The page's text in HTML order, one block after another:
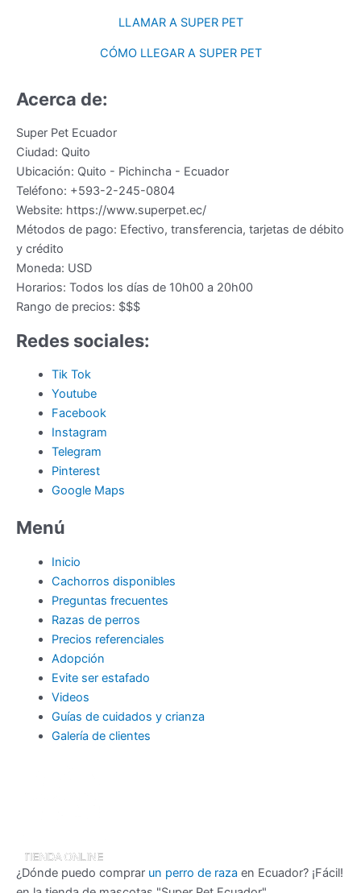
LLAMAR A SUPER PET
CÓMO LLEGAR A SUPER PET
Acerca de:
Super Pet Ecuador
Ciudad: Quito
Ubicación: Quito - Pichincha - Ecuador
Teléfono: +593-2-245-0804
Website: https://www.superpet.ec/
Métodos de pago: Efectivo, transferencia, tarjetas de débito
y crédito
Moneda: USD
Horarios: Todos los días de 10h00 a 20h00
Rango de precios: $$$
Redes sociales:
Tik Tok
Youtube
Facebook
Instagram
Telegram
Pinterest
Google Maps
Menú
Inicio
Cachorros disponibles
Preguntas frecuentes
Razas de perros
Precios referenciales
Adopción
Evite ser estafado
Videos
Guías de cuidados y crianza
Galería de clientes
¿Dónde puedo comprar un perro de raza en Ecuador? ¡Fácil!